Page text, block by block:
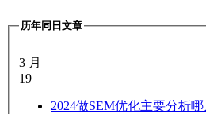
历年同日文章
3 月
19
2024做SEM优化主要分析